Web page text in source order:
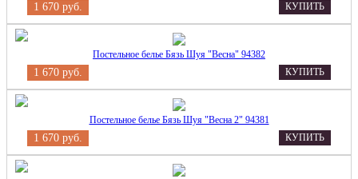
1 670 руб. КУПИТЬ
Постельное белье Бязь Шуя "Весна" 94382
1 670 руб. КУПИТЬ
Постельное белье Бязь Шуя "Весна 2" 94381
1 670 руб. КУПИТЬ